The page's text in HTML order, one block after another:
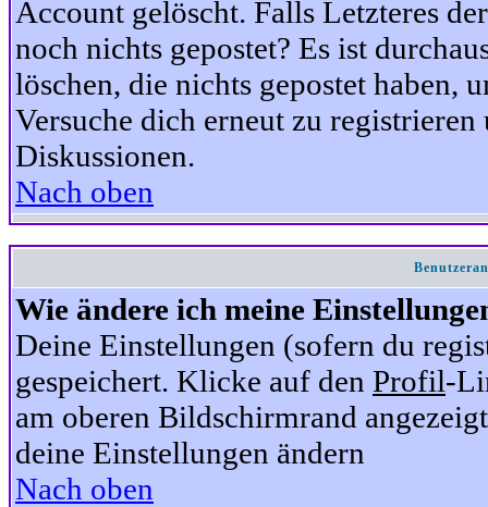
Account gelöscht. Falls Letzteres
noch nichts gepostet? Es ist
löschen, die nichts gepostet haben,
Versuche dich erneut zu
Diskussionen.
Nach oben
Wie ändere ich meine
Deine Einstellungen (sofern du
gespeichert. Klicke auf den Profil-
am oberen Bildschirmrand
deine Einstellungen ändern
Nach oben